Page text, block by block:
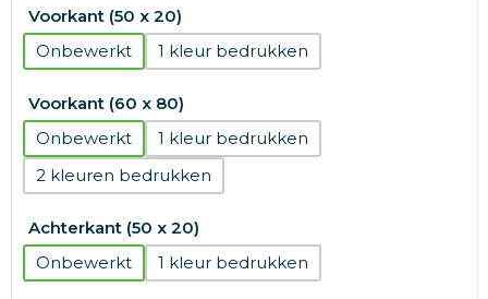
Voorkant (50 x 20)
Onbewerkt
1
Voorkant (60 x 80)
Onbewerkt
1
2
Achterkant (50 x 20)
Onbewerkt
1